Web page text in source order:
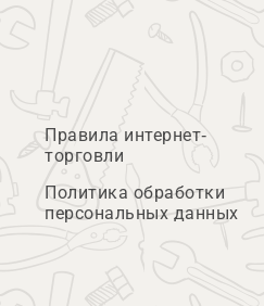
Правила интернет-
торговли
Политика обработки
персональных данных